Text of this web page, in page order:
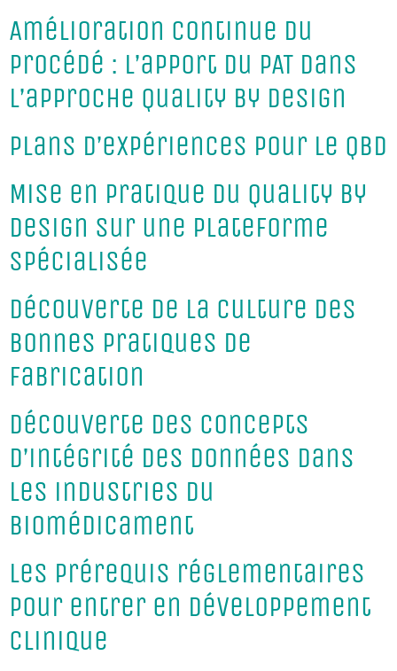
Amélioration continue du
procédé : l’apport du PAT dans
l’approche Quality by Design
Plans d’expériences pour le QBD
Mise en pratique du Quality by
Design sur une plateforme
spécialisée
Découverte de la culture des
bonnes pratiques de
fabrication
Découverte des concepts
d’intégrité des données dans
les industries du
biomédicament
Les prérequis réglementaires
pour entrer en développement
clinique